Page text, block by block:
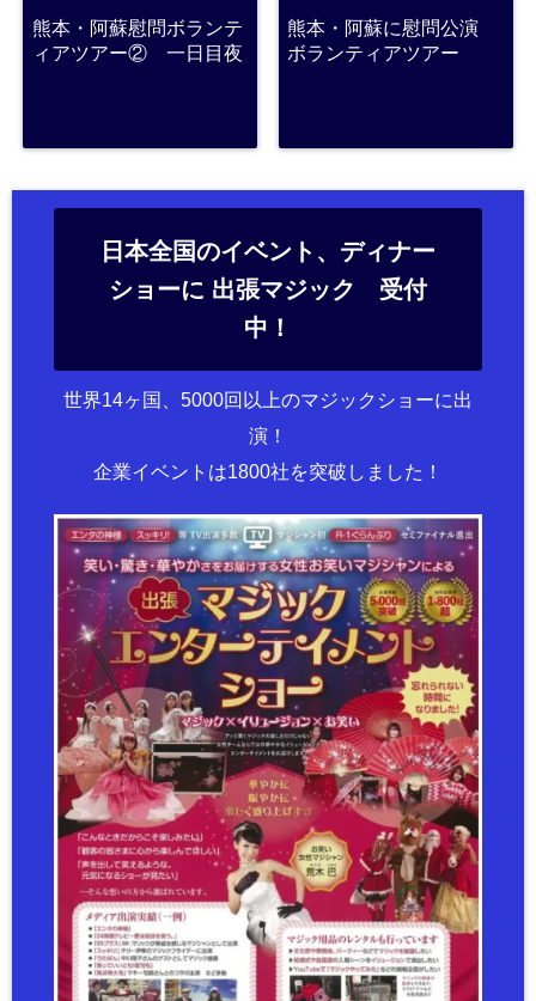
熊本・阿蘇慰問ボランテ
ィアツアー② 一日目夜
熊本・阿蘇に慰問公演
ボランティアツアー
日本全国のイベント、ディナー
ショーに 出張マジック 受付
中！
世界14ヶ国、5000回以上のマジックショーに出
演！
企業イベントは1800社を突破しました！